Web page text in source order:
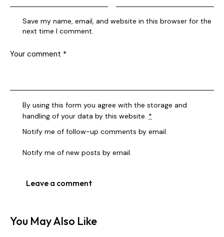
Save my name, email, and website in this browser for the
next time I comment.
By using this form you agree with the storage and
handling of your data by this website. *
Notify me of follow-up comments by email.
Notify me of new posts by email.
You May Also Like